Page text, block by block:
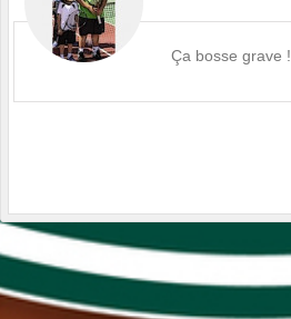
Ça bosse grave !